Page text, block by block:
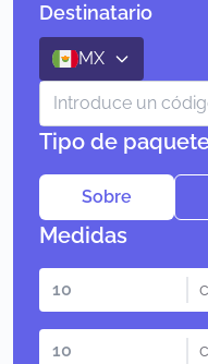
Destinatario
MX
Tipo de
Sobre
Medidas